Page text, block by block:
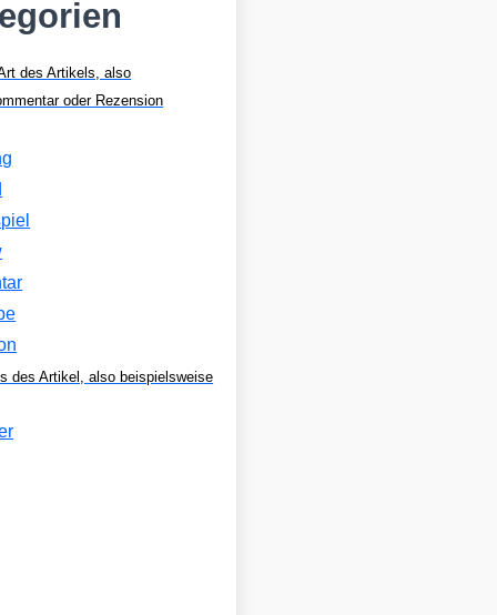
des Artikels, also
oder Rezension
des Artikel, also beispielsweise